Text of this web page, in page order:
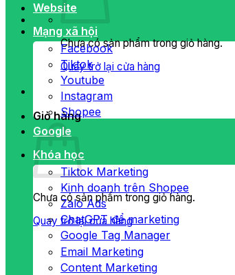
Chưa có sản phẩm trong giỏ hàng.
Quay trở lại cửa hàng
Giỏ hàng
Chưa có sản phẩm trong giỏ hàng.
Quay trở lại cửa hàng
Website
Mạng xã hội
Facebook
Tiktok
Youtube
Instagram
Shopee
Google
Khóa học
Tiktok Marketing
Kinh doanh trên Shopee
Zalo Ads
ChatGPT để marketing
Google Tag Manager
Email Marketing
Content Marketing